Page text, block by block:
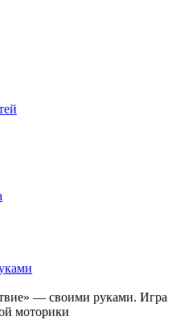
— своими руками. Игра
моторики